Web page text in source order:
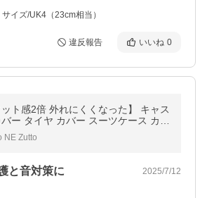
イズ/UK4（23cm相当）
違反報告 いいね 0
ット感2倍 外れにくくなった】 キャス
ー タイヤ カバー スーツケース カバ
スター キャリー 10本 セット 床 汚れ
防止
NE Zutto
と音対策に 2025/7/12